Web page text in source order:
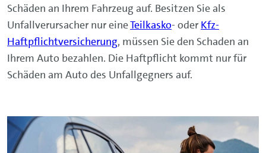
Schäden an Ihrem Fahrzeug auf. Besitzen Sie als
Unfallverursacher nur eineTeilkasko- oder Kfz-
Haftpflichtversicherung, müssen Sie den Schaden an
Ihrem Auto bezahlen. Die Haftpflicht kommt nur für
Schäden am Auto des Unfallgegners auf.